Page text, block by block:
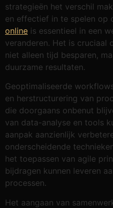
strategieën het verschil
en effectief in te spelen op
online is essentieel in een
veranderen. Het is cruciaal
niet alleen tijd besparen,
duurzame resultaten.
Geoptimaliseerde
en herstructurering van
die doorgaans onbenut
van data-analyse en tools
aanpak aanzienlijk
onderscheidende
het toepassen van agile
bijdragen kunnen leveren
processen.
Het aangaan van